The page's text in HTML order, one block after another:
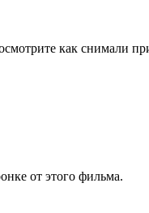
как снимали
от этого фильма.